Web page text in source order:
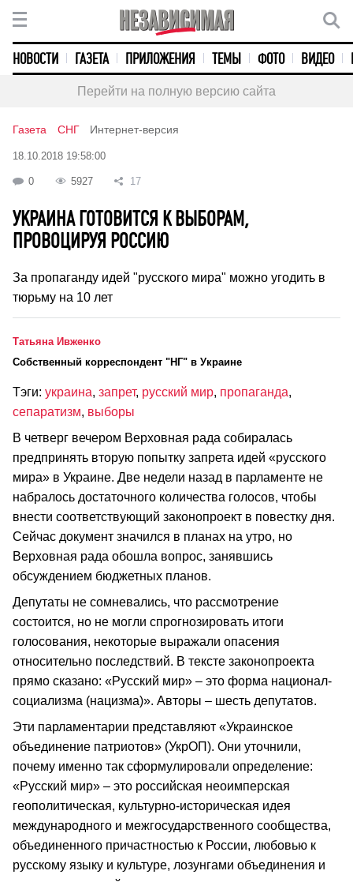
НОВОСТИ ГАЗЕТА ПРИЛОЖЕНИЯ ТЕМЫ ФОТО ВИДЕО
Перейти на полную версию сайта
Газета СНГ Интернет-версия
18.10.2018 19:58:00
0 5927 17
УКРАИНА ГОТОВИТСЯ К ВЫБОРАМ,
ПРОВОЦИРУЯ РОССИЮ
За пропаганду идей "русского мира" можно угодить в
тюрьму на 10 лет
Татьяна Ивженко
Cобственный корреспондент "НГ" в Украине
Тэги: украина, запрет, русский мир, пропаганда,
сепаратизм, выборы
В четверг вечером Верховная рада собиралась
предпринять вторую попытку запрета идей «русского
мира» в Украине. Две недели назад в парламенте не
набралось достаточного количества голосов, чтобы
внести соответствующий законопроект в повестку дня.
Сейчас документ значился в планах на утро, но
Верховная рада обошла вопрос, занявшись
обсуждением бюджетных планов.
Депутаты не сомневались, что рассмотрение
состоится, но не могли спрогнозировать итоги
голосования, некоторые выражали опасения
относительно последствий. В тексте законопроекта
прямо сказано: «Русский мир» – это форма национал-
социализма (нацизма)». Авторы – шесть депутатов.
Эти парламентарии представляют «Украинское
объединение патриотов» (УкрОП). Они уточнили,
почему именно так сформулировали определение:
«Русский мир» – это российская неоимперская
геополитическая, культурно-историческая идея
международного и межгосударственного сообщества,
объединенного причастностью к России, любовью к
русскому языку и культуре, лозунгами объединения и